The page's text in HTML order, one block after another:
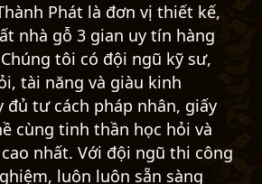
Phát là đơn vị thiết kế,
nhà gỗ 3 gian uy tín hàng
tôi có đội ngũ kỹ sư,
tài năng và giàu kinh
đủ tư cách pháp nhân, giấy
cùng tinh thần học hỏi và
nhất. Với đội ngũ thi công
luôn luôn sẵn sàng